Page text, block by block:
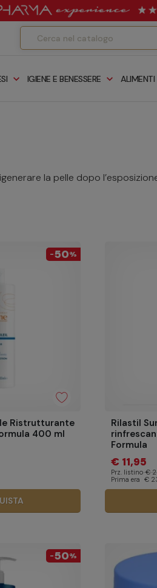
expand_more IGIENE E BENESSERE expand_more ALIMENTI
la pelle dopo
-50%
Ristrutturante
400 ml
Rilastil
Formula
€ 11,95
Prz. listino €
Prima era €
-50%